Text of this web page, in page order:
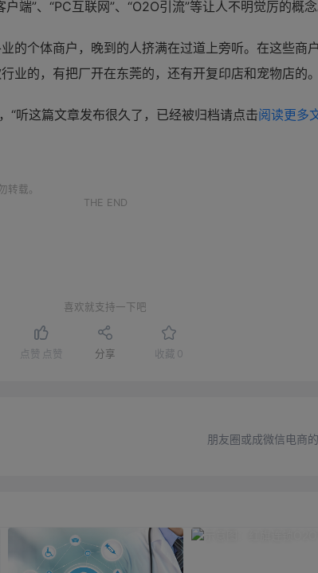
端”、“PC互联网”、“O2O引流”等让人不明觉厉的概念
的个体商户，晚到的人挤满在过道上旁听。在这些商
业的，有把厂开在东莞的，还有开复印店和宠物店的。
“听这篇文章发布很久了，已经被归档请点击阅读更多
转载。
THE END
喜欢就支持一下吧
点赞 点赞 分享 收藏 0
朋友圈或成微信电商